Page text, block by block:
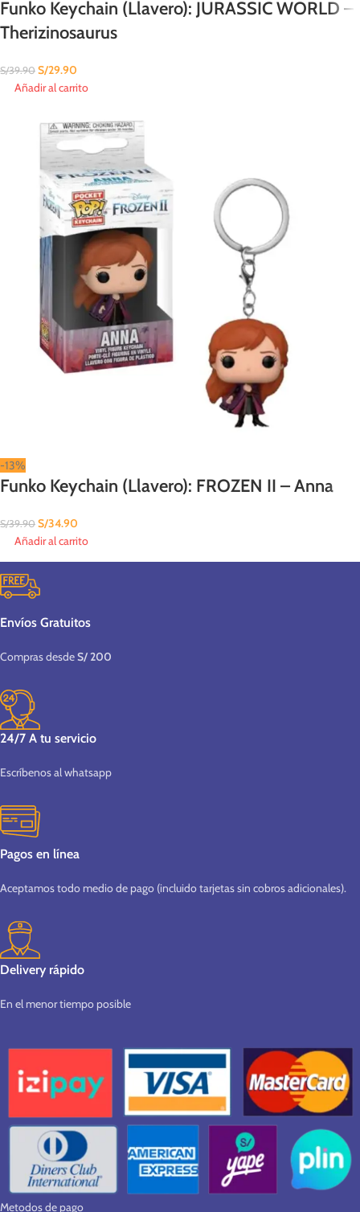
Funko Keychain (Llavero): JURASSIC WORLD –
Therizinosaurus
S/39.90 S/29.90
Añadir al carrito
-13%
Funko Keychain (Llavero): FROZEN II – Anna
S/39.90 S/34.90
Añadir al carrito
Envíos Gratuitos
Compras desdeS/ 200
24/7 A tu servicio
Escríbenos al whatsapp
Pagos en línea
Aceptamos todo medio de pago (incluido tarjetas sin cobros adicionales).
Delivery rápido
En el menor tiempo posible
Metodos de pago